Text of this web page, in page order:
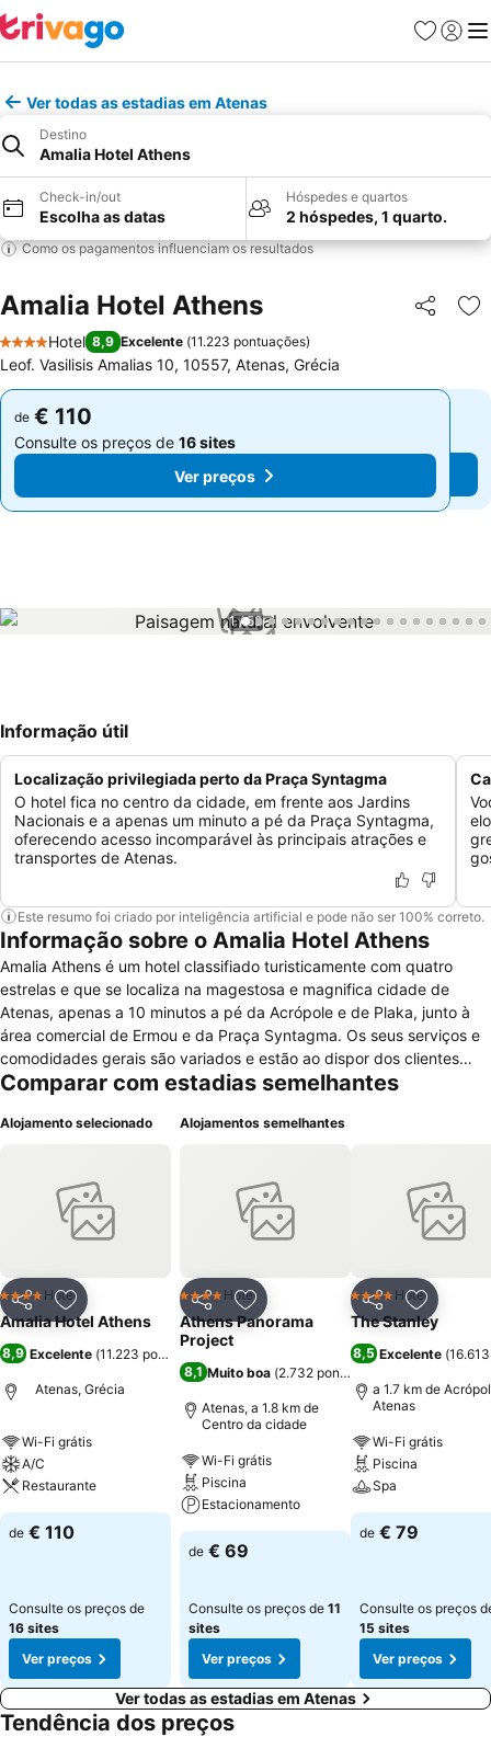
Favoritos
Iniciar
Ver todas as estadias em Atenas
Destino
Amalia Hotel Athens
Check-in/out
Escolha as datas
Hóspedes e quartos
2 hóspedes, 1 quarto.
Como os pagamentos influenciam os resultados
Amalia Hotel Athens Partilhar
4 Estrelas
Hotel 8,9 Excelente (11.223 pontuações)
Leof. Vasilisis Amalias 10, 10557, Atenas, Grécia
de € 110
Consulte os preços de 16 sites
Ver preços
de € 110
Consulte os preços de 16 sites
Ver preços
1 / 53
Informação útil
Localização privilegiada perto da Praça Syntagma
O hotel fica no centro da cidade, em frente aos Jardins
Nacionais e a apenas um minuto a pé da Praça Syntagma,
oferecendo acesso incomparável às principais atrações e
transportes de Atenas.
Este resumo foi criado por inteligência artificial e pode não ser 100% correto.
Informação sobre o Amalia Hotel Athens
Amalia Athens é um hotel classifiado turisticamente com quatro
estrelas e que se localiza na magestosa e magnifica cidade de
Atenas, apenas a 10 minutos a pé da Acrópole e de Plaka, junto à
área comercial de Ermou e da Praça Syntagma. Os seus serviços e
comodidades gerais são variados e estão ao dispor dos clientes
com serviço de quartos, comodidades para reuniões/banquetes,
lavandaria, limpeza a seco, pequeno-almoço no quarto, serviço de
bilheteira, serviço de concierge, Internet, restaurante, bar, recepção
disponível 24 horas, quartos para não fumadores, elevador, cofre,
quartos insonorizados, sala para bagagem e ar condicionado. Os
a receber os clientes com cofre, ar condicionado, secretária,
comodidades de engomadoria, casa de banho com duche,
banheira, secador de cabelo, produtos de higiene pessoal, telefone,
rádio, televisão por satélite, mini-bar e serviço de despertar.
Comparar com estadias semelhantes
Alojamento selecionado
PartilharAdicionar aos favoritos
4 EstrelasHotel
Amalia Hotel Athens
8,9 Excelente (11.223 pontuações
Atenas, Grécia
Wi-Fi grátis
A/C
Restaurante
de € 110
Consulte os preços de
16 sites
Ver preços
Alojamentos semelhantes
PartilharAdicionar aos favoritos
4 EstrelasHotel
Athens Panorama
Project
8,1 Muito boa (2.732 pontuações
Atenas, a 1.8 km de
Centro da cidade
Wi-Fi grátis
Piscina
Estacionamento
de € 69
Consulte os preços de 11
sites
Ver preços
Partilhar
4 EstrelasHotel
The Stanley
8,5 Excelente (
a 1.7 km de
Atenas
Wi-Fi grátis
Piscina
Spa
de € 79
Consulte os preços
15 sites
Ver preços
Ver todas as estadias em Atenas
Tendência dos preços